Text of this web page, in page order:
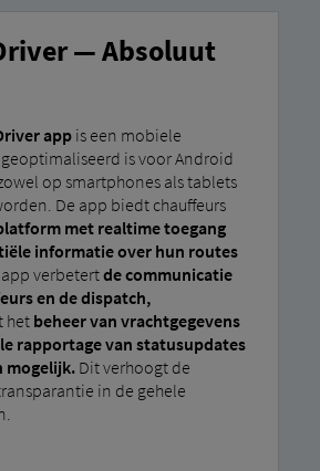
— Absoluut
appis een mobiele
is voor Android
op smartphones als tablets
De app biedt chauffeurs
met realtime toegang
informatie over hun routes
verbetertde communicatie
en de dispatch,
het beheer van vrachtgegevens
rapportage van statusupdates
mogelijk.Dit verhoogt de
in de gehele